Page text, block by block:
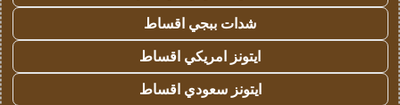
شدات ببجي اقساط
ايتونز امريكي اقساط
ايتونز سعودي اقساط